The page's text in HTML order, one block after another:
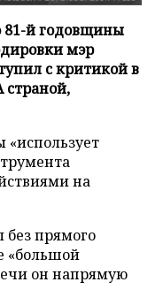
81-й годовщины
мэр
с критикой в
страной,
«использует
на
прямого
«большой
он напрямую